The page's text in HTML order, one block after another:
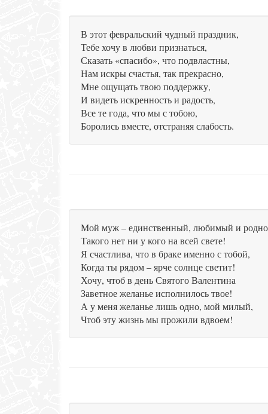
В этот февральский чудный праздник,
Тебе хочу в любви признаться,
Сказать «спасибо», что подвластны,
Нам искры счастья, так прекрасно,
Мне ощущать твою поддержку,
И видеть искренность и радость,
Все те года, что мы с тобою,
Боролись вместе, отстраняя слабость.
Мой муж – единственный, любимый и
Такого нет ни у кого на всей свете!
Я счастлива, что в браке именно с тобой,
Когда ты рядом – ярче солнце светит!
Хочу, чтоб в день Святого Валентина
Заветное желанье исполнилось твое!
А у меня желанье лишь одно, мой милый,
Чтоб эту жизнь мы прожили вдвоем!